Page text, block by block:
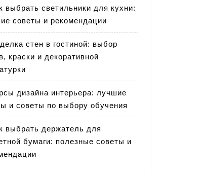
выбрать светильники для кухни:
советы и рекомендации
стен в гостиной: выбор
краски и декоративной
дизайна интерьера: лучшие
и советы по выбору обучения
выбрать держатель для
бумаги: полезные советы и